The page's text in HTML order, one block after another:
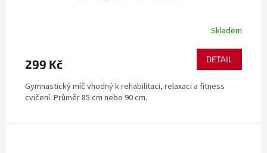
Skladem
299 Kč DETAIL
Gymnastický míč vhodný k rehabilitaci, relaxaci a fitness
cvičení. Průměr 85 cm nebo 90 cm.